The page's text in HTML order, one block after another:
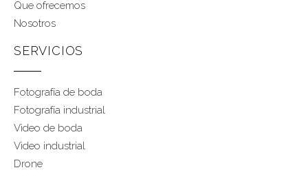
Que ofrecemos
Nosotros
SERVICIOS
Fotografía de boda
Fotografía industrial
Video de boda
Video industrial
Drone